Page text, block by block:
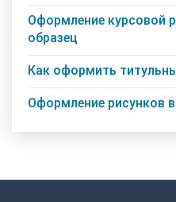
Оформление курсовой
образец
Как оформить
Оформление рисунков